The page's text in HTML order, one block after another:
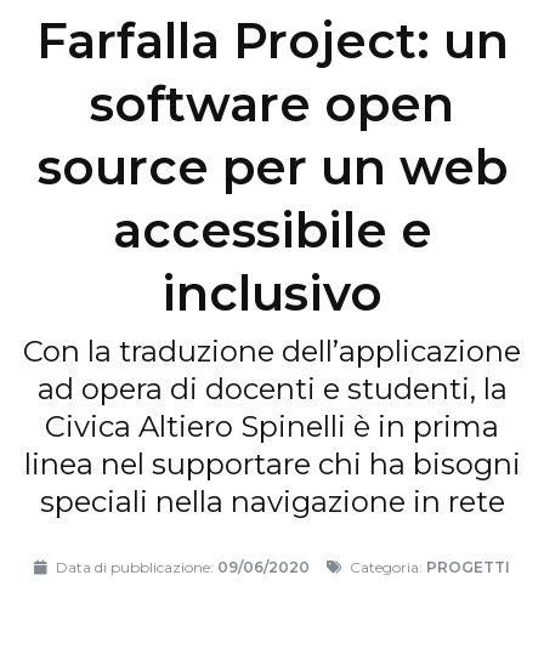
Farfalla Project: un
software open
source per un web
accessibile e
inclusivo
Con la traduzione dell’applicazione
ad opera di docenti e studenti, la
Civica Altiero Spinelli è in prima
linea nel supportare chi ha bisogni
speciali nella navigazione in rete
Data di pubblicazione: 09/06/2020 Categoria: PROGETTI